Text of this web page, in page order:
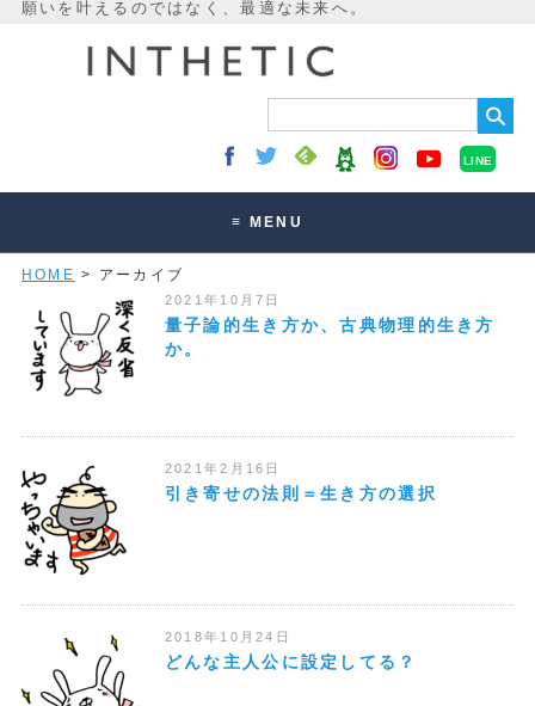
LINE
≡ MENU
講座・セッション
オンラインサロン
HOME > アーカイブ
2021年10月7日
量子論的生き方か、古典物理的生き方
か。
2021年2月16日
引き寄せの法則＝生き方の選択
2018年10月24日
どんな主人公に設定してる？